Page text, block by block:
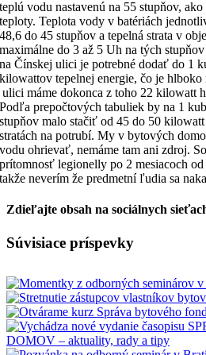
teplú vodu nastavenú na 55 stupňov,
teploty. Teplota vody v batériách
48,6 do 45 stupňov a tepelná strata v
maximálne do 3 až 5 Uh na tých
na Čínskej ulici je potrebné dodať do 1
kilowattov tepelnej energie, čo je
ulici máme dokonca z toho 22 kilowatt
Podľa prepočtových tabuliek by na 1
stupňov malo stačiť od 45 do 50
stratách na potrubí. My v bytových
vodu ohrievať, nemáme tam ani zdroj.
prítomnosť legionelly po 2 mesiacoch
takže neverím že predmetní ľudia sa
Zdieľajte obsah na sociálnych
Facebook
X
Reddit
LinkedIn
WhatsApp
Tumblr
Pinterest
Vk
Email
Súvisiace príspevky